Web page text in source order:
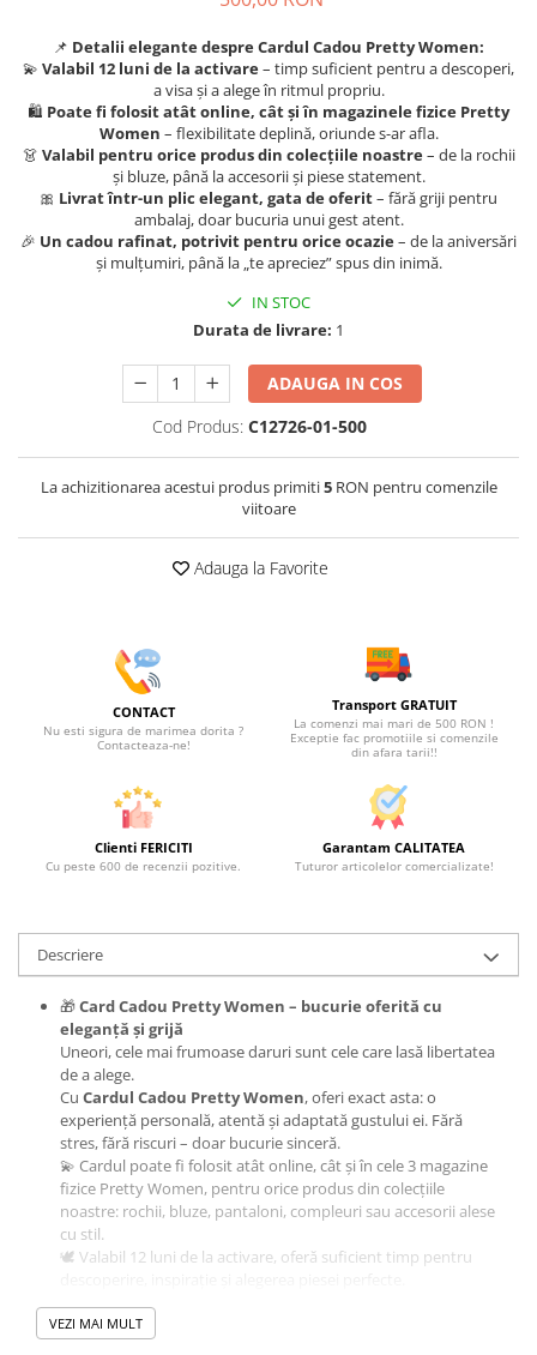
Tricouri si topuri
Rochii de eveniment
📌 Detalii elegante despre Cardul Cadou Pretty Women:
💫 Valabil 12 luni de la activare– timp suficient pentru a descoperi,
a visa și a alege în ritmul propriu.
🛍️ Poate fi folosit atât online, cât și în magazinele fizice Pretty
Women – flexibilitate deplină, oriunde s-ar afla.
👗 Valabil pentru orice produs din colecțiile noastre– de la rochii
și bluze, până la accesorii și piese statement.
🎀 Livrat într-un plic elegant, gata de oferit– fără griji pentru
ambalaj, doar bucuria unui gest atent.
🎉 Un cadou rafinat, potrivit pentru orice ocazie– de la aniversări
și mulțumiri, până la „te apreciez” spus din inimă.
IN STOC
Durata de livrare: 1
ADAUGA IN COS
Cod Produs: C12726-01-500
La achizitionarea acestui produs primiti5RON pentru comenzile
viitoare
Adauga la Favorite
CONTACT
Nu esti sigura de marimea dorita ?
Contacteaza-ne!
Transport GRATUIT
La comenzi mai mari de 500 RON !
Exceptie fac promotiile si comenzile
din afara tarii!!
Clienti FERICITI
Cu peste 600 de recenzii pozitive.
Garantam CALITATEA
Tuturor articolelor comercializate!
Descriere
🎁Card Cadou Pretty Women – bucurie oferită cu
eleganță și grijă
Uneori, cele mai frumoase daruri sunt cele care lasă libertatea
de a alege.
Cu Cardul Cadou Pretty Women, oferi exact asta: o
experiență personală, atentă și adaptată gustului ei. Fără
stres, fără riscuri – doar bucurie sinceră.
💫 Cardul poate fi folosit atât online, cât și în cele 3 magazine
fizice Pretty Women, pentru orice produs din colecțiile
noastre: rochii, bluze, pantaloni, compleuri sau accesorii alese
cu stil.
🕊️ Valabil 12 luni de la activare, oferă suficient timp pentru
🎀 Livrat cu grijă, într-un plic elegant, gata de oferit – fără
ambalaje suplimentare.
VEZI MAI MULT